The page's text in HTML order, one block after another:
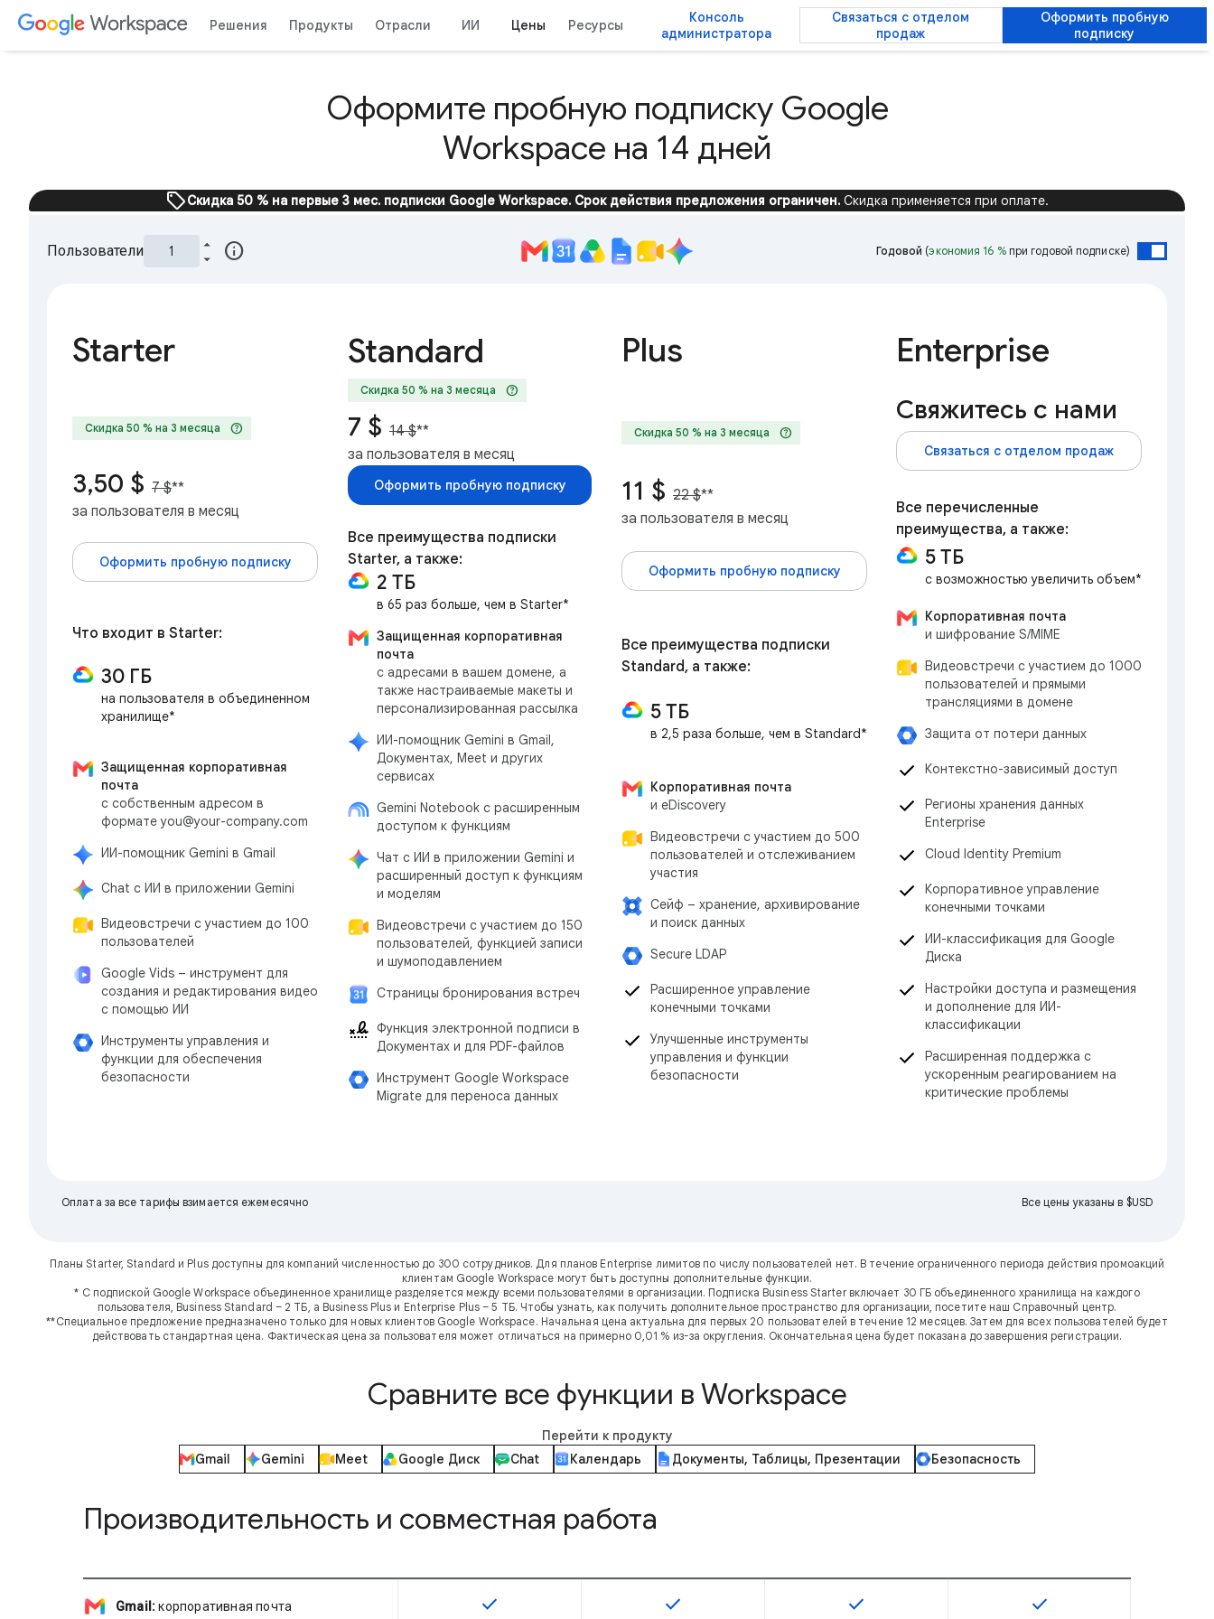
Решения Продукты Отрасли ИИ Цены Ресурсы
Консоль
администратора
Связаться с отделом
продаж
Оформить пробную
подписку
Оформите пробную подписку Google
Workspace на 14 дней
sellСкидка 50 % на первые 3 мес. подписки Google Workspace. Срок действия предложения ограничен. Скидка применяется при оплате.
Пользователи info Годовой (экономия 16 %при годовой подписке)
Starter
Скидка 50 % на 3 месяца help
3,50 $ 7 $**
за пользователя в месяц
Оформить пробную подписку
Что входит в Starter:
30 ГБ
на пользователя в объединенном
хранилище*
Защищенная корпоративная
почта
с собственным адресом в
формате you@your-company.com
ИИ-помощник Gemini в Gmail
Chat с ИИ в приложении Gemini
Видеовстречи с участием до 100
пользователей
Google Vids – инструмент для
создания и редактирования видео
с помощью ИИ
Инструменты управления и
функции для обеспечения
безопасности
Standard
Скидка 50 % на 3 месяца help
7 $ 14 $**
за пользователя в месяц
Оформить пробную подписку
Все преимущества подписки
Starter, а также:
2 ТБ
в 65 раз больше, чем в Starter*
Защищенная корпоративная
почта
с адресами в вашем домене, а
также настраиваемые макеты и
персонализированная рассылка
ИИ-помощник Gemini в Gmail,
Документах, Meet и других
сервисах
Gemini Notebook с расширенным
доступом к функциям
Чат с ИИ в приложении Gemini и
расширенный доступ к функциям
и моделям
Видеовстречи с участием до 150
пользователей, функцией записи
и шумоподавлением
Страницы бронирования встреч
Функция электронной подписи в
Документах и для PDF-файлов
Инструмент Google Workspace
Migrate для переноса данных
Plus
Скидка 50 % на 3 месяца help
11 $ 22 $**
за пользователя в месяц
Оформить пробную подписку
Все преимущества подписки
Standard, а также:
5 ТБ
в 2,5 раза больше, чем в Standard*
Корпоративная почта
и eDiscovery
Видеовстречи с участием до 500
пользователей и отслеживанием
участия
Сейф – хранение, архивирование
и поиск данных
Secure LDAP
Расширенное управление
конечными точками
Улучшенные инструменты
управления и функции
безопасности
Enterprise
Свяжитесь с нами
Связаться с отделом продаж
Все перечисленные
преимущества, а также:
5 ТБ
с возможностью увеличить объем*
Корпоративная почта
и шифрование S/MIME
Видеовстречи с участием до 1000
пользователей и прямыми
трансляциями в домене
Защита от потери данных
Контекстно-зависимый доступ
Регионы хранения данных
Enterprise
Cloud Identity Premium
Корпоративное управление
конечными точками
ИИ-классификация для Google
Диска
Настройки доступа и размещения
и дополнение для ИИ-
классификации
Расширенная поддержка с
ускоренным реагированием на
критические проблемы
Оплата за все тарифы взимается ежемесячно Все цены указаны в $USD
Планы Starter, Standard и Plus доступны для компаний численностью до 300 сотрудников. Для планов Enterprise лимитов по числу пользователей нет. В течение ограниченного периода действия промоакций
клиентам Google Workspace могут быть доступны дополнительные функции.
* С подпиской Google Workspace объединенное хранилище разделяется между всеми пользователями в организации. Подписка Business Starter включает 30 ГБ объединенного хранилища на каждого
пользователя, Business Standard – 2 ТБ, а Business Plus и Enterprise Plus – 5 ТБ. Чтобы узнать, как получить дополнительное пространство для организации, посетите наш Справочный центр.
**Специальное предложение предназначено только для новых клиентов Google Workspace. Начальная цена актуальна для первых 20 пользователей в течение 12 месяцев. Затем для всех пользователей будет
действовать стандартная цена. Фактическая цена за пользователя может отличаться на примерно 0,01 % из-за округления. Окончательная цена будет показана до завершения регистрации.
Сравните все функции в Workspace
Перейти к продукту
Gmail
Gemini Meet Google Диск Chat Календарь Документы, Таблицы, Презентации Безопасность
Производительность и совместная работа
Gmail: корпоративная почта Эта возможность доступна для SKU
check Эта возможность доступна для SKU
check Эта возможность доступна для SKU
check Эта возможность
check